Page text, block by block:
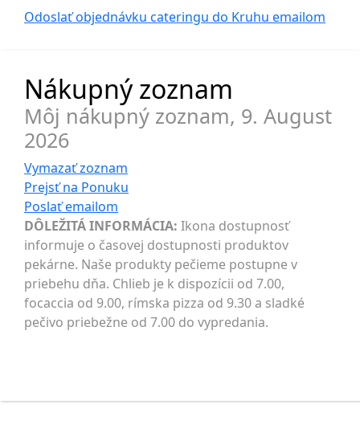
Odoslať objednávku cateringu do Kruhu emailom
Nákupný zoznam
Môj nákupný zoznam, 9. August
2026
Vymazať zoznam
Prejsť na Ponuku
Poslaťemailom
DÔLEŽITÁ INFORMÁCIA: Ikona dostupnosť
informuje o časovej dostupnosti produktov
pekárne. Naše produkty pečieme postupne v
priebehu dňa. Chlieb je k dispozícii od 7.00,
focaccia od 9.00, rímska pizza od 9.30 a sladké
pečivo priebežne od 7.00 do vypredania.